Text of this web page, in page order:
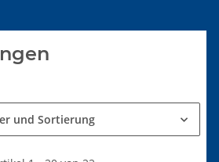
und Sortierung